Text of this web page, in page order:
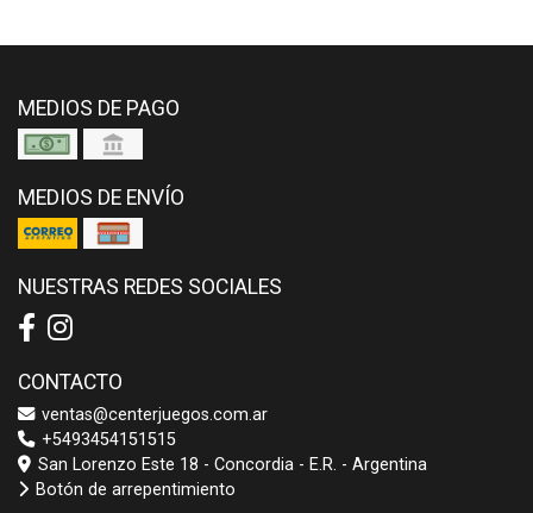
MEDIOS DE PAGO
MEDIOS DE ENVÍO
NUESTRAS REDES SOCIALES
CONTACTO
ventas@centerjuegos.com.ar
+5493454151515
San Lorenzo Este 18 - Concordia - E.R. - Argentina
Botón de arrepentimiento